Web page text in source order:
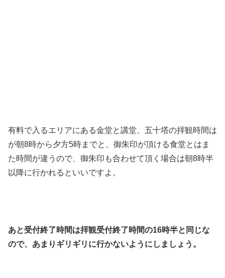
有料で入るエリアにある金堂と講堂、五十塔の拝観時間は
が朝8時から夕方5時までと、御朱印が頂ける食堂とはま
た時間が違うので、御朱印も合わせて頂く場合は朝8時半
以降に行かれるといいですよ。
あと受付終了時間は拝観受付終了時間の16時半と同じな
ので、あまりギリギリに行かないようにしましょう。